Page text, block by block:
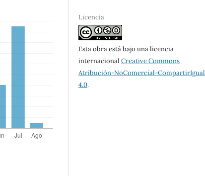
Licencia
Esta obra está bajo una licencia
internacionalCreative Commons
Atribución-NoComercial-CompartirIgual
4.0.